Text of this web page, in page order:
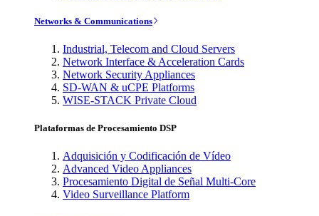
Networks & Communications
Industrial, Telecom and Cloud Servers
Network Interface & Acceleration Cards
Network Security Appliances
SD-WAN & uCPE Platforms
WISE-STACK Private Cloud
Plataformas de Procesamiento DSP
Adquisición y Codificación de Vídeo
Advanced Video Appliances
Procesamiento Digital de Señal Multi-Core
Video Surveillance Platform